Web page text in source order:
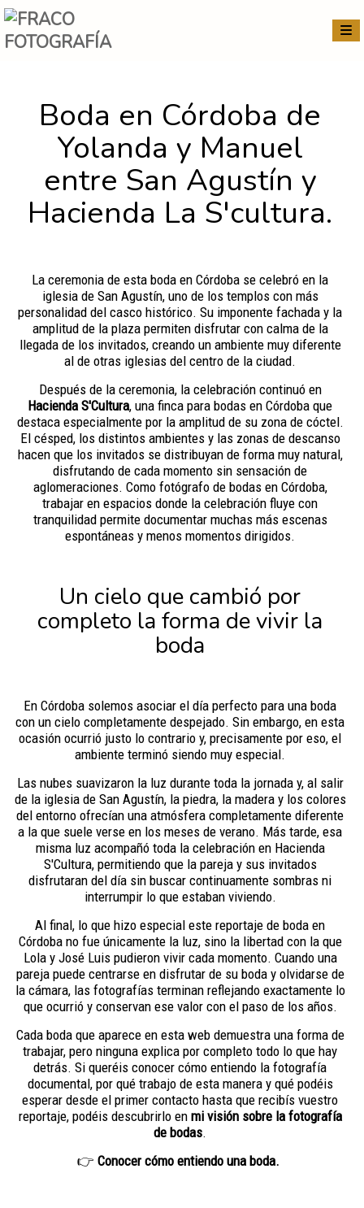
Boda en Córdoba de
Yolanda y Manuel
entre San Agustín y
Hacienda La S'cultura.
La ceremonia de esta boda en Córdoba se celebró en la
iglesia de San Agustín, uno de los templos con más
personalidad del casco histórico. Su imponente fachada y la
amplitud de la plaza permiten disfrutar con calma de la
llegada de los invitados, creando un ambiente muy diferente
al de otras iglesias del centro de la ciudad.
Después de la ceremonia, la celebración continuó en
Hacienda S'Cultura, una finca para bodas en Córdoba que
destaca especialmente por la amplitud de su zona de cóctel.
El césped, los distintos ambientes y las zonas de descanso
hacen que los invitados se distribuyan de forma muy natural,
disfrutando de cada momento sin sensación de
aglomeraciones. Como fotógrafo de bodas en Córdoba,
trabajar en espacios donde la celebración fluye con
tranquilidad permite documentar muchas más escenas
espontáneas y menos momentos dirigidos.
Un cielo que cambió por
completo la forma de vivir la
boda
En Córdoba solemos asociar el día perfecto para una boda
con un cielo completamente despejado. Sin embargo, en esta
ocasión ocurrió justo lo contrario y, precisamente por eso, el
ambiente terminó siendo muy especial.
Las nubes suavizaron la luz durante toda la jornada y, al salir
de la iglesia de San Agustín, la piedra, la madera y los colores
del entorno ofrecían una atmósfera completamente diferente
a la que suele verse en los meses de verano. Más tarde, esa
misma luz acompañó toda la celebración en Hacienda
S'Cultura, permitiendo que la pareja y sus invitados
disfrutaran del día sin buscar continuamente sombras ni
interrumpir lo que estaban viviendo.
Al final, lo que hizo especial este reportaje de boda en
Córdoba no fue únicamente la luz, sino la libertad con la que
Lola y José Luis pudieron vivir cada momento. Cuando una
pareja puede centrarse en disfrutar de su boda y olvidarse de
la cámara, las fotografías terminan reflejando exactamente lo
que ocurrió y conservan ese valor con el paso de los años.
Cada boda que aparece en esta web demuestra una forma de
trabajar, pero ninguna explica por completo todo lo que hay
detrás. Si queréis conocer cómo entiendo la fotografía
documental, por qué trabajo de esta manera y qué podéis
esperar desde el primer contacto hasta que recibís vuestro
reportaje, podéis descubrirlo en mi visión sobre la fotografía
de bodas.
👉 Conocer cómo entiendo una boda.